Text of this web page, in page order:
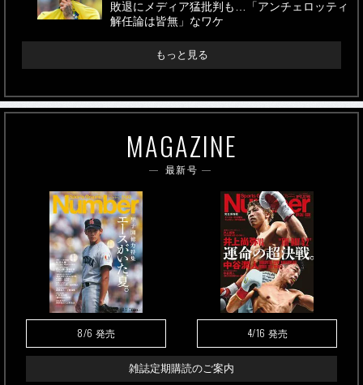
敗退にメディア猛批判も…「アンチェロッティ
解任論は皆無」なワケ
もっと見る
MAGAZINE
最新号
8/6 発売 4/16 発売
雑誌定期購読のご案内